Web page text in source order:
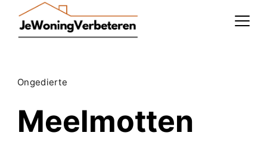
Ongedierte
Meelmotten